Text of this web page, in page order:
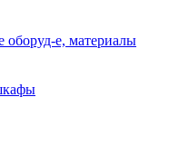
оборуд-е, материалы